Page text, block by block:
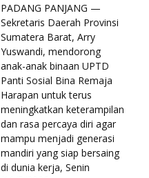
PADANG PANJANG —
Sekretaris Daerah Provinsi
Sumatera Barat, Arry
Yuswandi, mendorong
anak-anak binaan UPTD
Panti Sosial Bina Remaja
Harapan untuk terus
meningkatkan keterampilan
dan rasa percaya diri agar
mampu menjadi generasi
mandiri yang siap bersaing
di dunia kerja, Senin